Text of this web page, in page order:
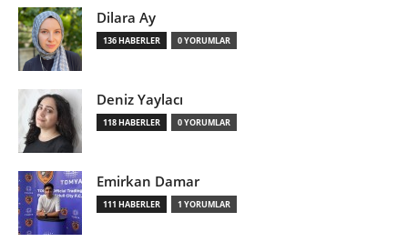
Dilara Ay
136 HABERLER 0 YORUMLAR
Deniz Yaylacı
118 HABERLER 0 YORUMLAR
Emirkan Damar
111 HABERLER 1 YORUMLAR